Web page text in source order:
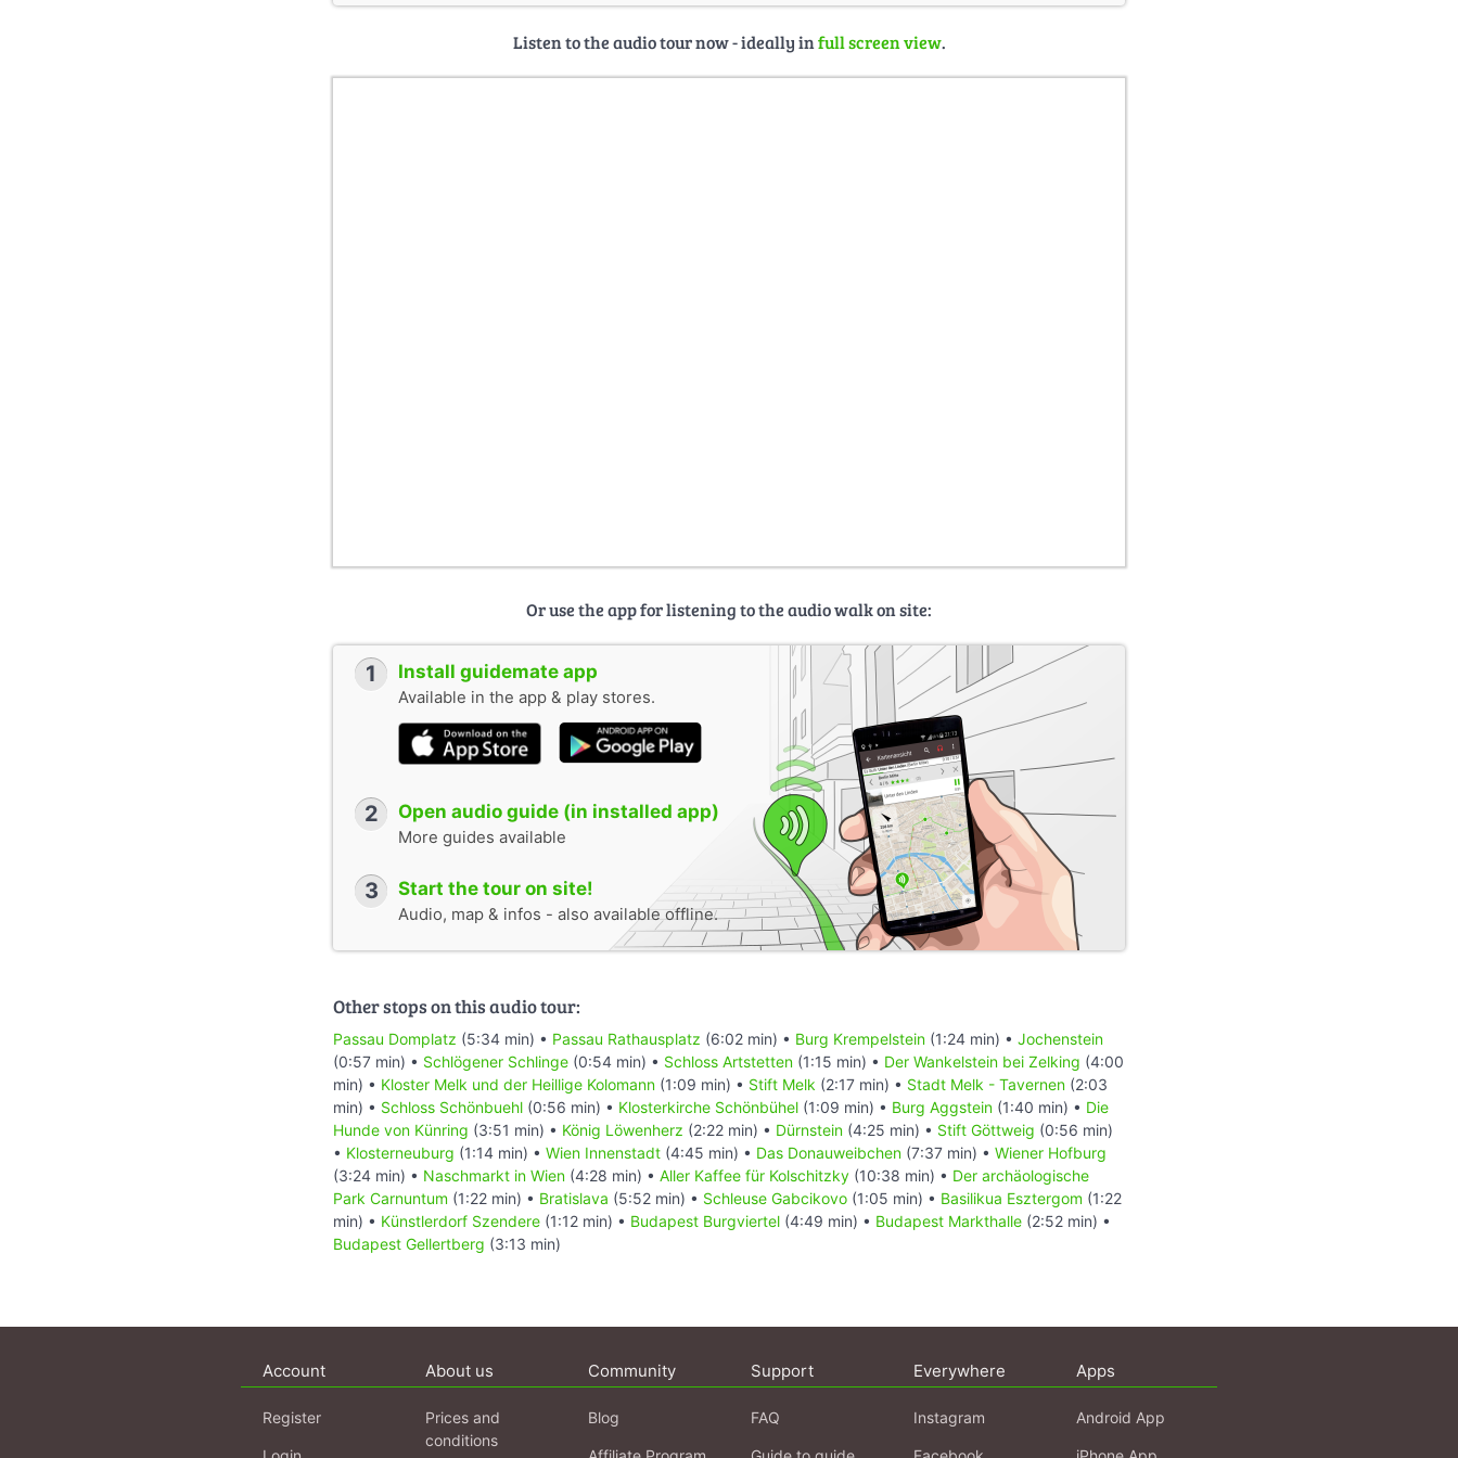
Listen to the audio tour now - ideally infull screen view.
Or use the app for listening to the audio walk on site:
1 Install guidemate app
Available in the app & play stores.
2 Open audio guide (in installed app)
More guides available
3 Start the tour on site!
Audio, map & infos - also available offline.
Other stops on this audio tour:
Passau Domplatz (5:34 min) • Passau Rathausplatz (6:02 min) • Burg Krempelstein (1:24 min) • Jochenstein
(0:57 min) • Schlögener Schlinge (0:54 min) • Schloss Artstetten (1:15 min) • Der Wankelstein bei Zelking (4:00
min) • Kloster Melk und der Heillige Kolomann (1:09 min) • Stift Melk (2:17 min) • Stadt Melk - Tavernen (2:03
min) • Schloss Schönbuehl (0:56 min) • Klosterkirche Schönbühel (1:09 min) • Burg Aggstein (1:40 min) • Die
Hunde von Künring (3:51 min) • König Löwenherz (2:22 min) • Dürnstein (4:25 min) • Stift Göttweig (0:56 min)
• Klosterneuburg (1:14 min) • Wien Innenstadt (4:45 min) • Das Donauweibchen (7:37 min) • Wiener Hofburg
(3:24 min) • Naschmarkt in Wien (4:28 min) • Aller Kaffee für Kolschitzky (10:38 min) • Der archäologische
Park Carnuntum (1:22 min) • Bratislava (5:52 min) • Schleuse Gabcikovo (1:05 min) • Basilikua Esztergom (1:22
min) • Künstlerdorf Szendere (1:12 min) • Budapest Burgviertel (4:49 min) • Budapest Markthalle (2:52 min) •
Budapest Gellertberg (3:13 min)
Account
Register
About us
Prices and
conditions
Community
Blog
Support
FAQ
Everywhere
Instagram
Apps
Android App